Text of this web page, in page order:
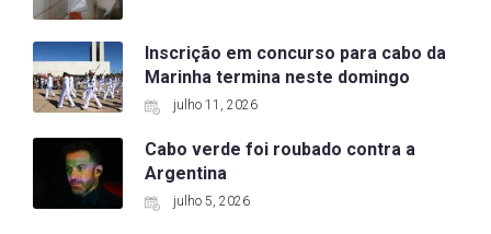
Inscrição em concurso para cabo da
Marinha termina neste domingo
julho 11, 2026
Cabo verde foi roubado contra a
Argentina
julho 5, 2026